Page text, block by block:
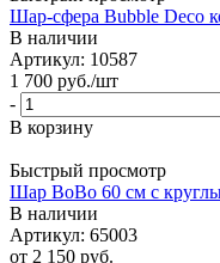
Шар-сфера Bubble Deco
В наличии
Артикул: 10587
1 700 руб./шт
-
В корзину
Быстрый просмотр
Шар BoBo 60 см с
В наличии
Артикул: 65003
от 2 150 руб.